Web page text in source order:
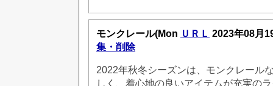
モンクレール(Mon ＵＲＬ 2023年08月
集・削除
2022年秋冬シーズンは、モンクレール
しく、着心地の良いアイテムが充実の